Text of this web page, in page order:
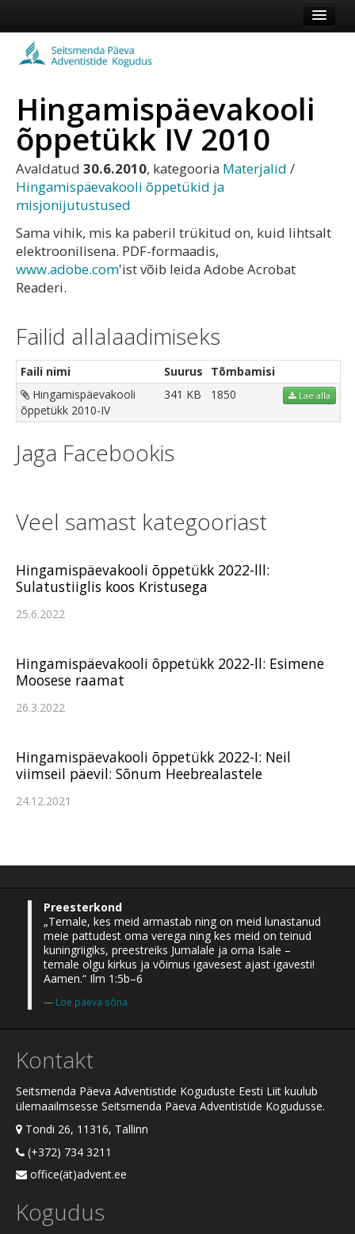
Koduleht
Vaata veel
Logi sisse või registreeru
Hingamispäevakooli
õppetükk IV 2010
Avaldatud 30.6.2010, kategooria Materjalid /
Hingamispäevakooli õppetükid ja
misjonijutustused
Sama vihik, mis ka paberil trükitud on, kuid lihtsalt
elektroonilisena. PDF-formaadis,
www.adobe.com'ist võib leida Adobe Acrobat
Readeri.
Failid allalaadimiseks
Faili nimi Suurus
Tõmbamisi
Hingamispäevakooli
õppetükk 2010-IV
341 KB 1850 Lae alla
Jaga Facebookis
Veel samast kategooriast
Hingamispäevakooli õppetükk 2022-lll:
Sulatustiiglis koos Kristusega
25.6.2022
Hingamispäevakooli õppetükk 2022-ll: Esimene
Moosese raamat
26.3.2022
Hingamispäevakooli õppetükk 2022-I: Neil
viimseil päevil: Sõnum Heebrealastele
24.12.2021
Preesterkond
„Temale, kes meid armastab ning on meid lunastanud
meie pattudest oma verega ning kes meid on teinud
kuningriigiks, preestreiks Jumalale ja oma Isale –
temale olgu kirkus ja võimus igavesest ajast igavesti!
Aamen.“ Ilm 1:5b–6
Loe päeva sõna
Kontakt
Seitsmenda Päeva Adventistide Koguduste Eesti Liit kuulub
ülemaailmsesse Seitsmenda Päeva Adventistide Kogudusse.
Tondi 26, 11316, Tallinn
(+372) 734 3211
office(ät)advent.ee
Kogudus